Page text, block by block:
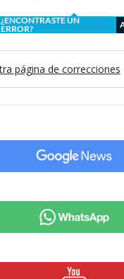
¿ENCONTRASTE UN
ERROR?
página de correcciones